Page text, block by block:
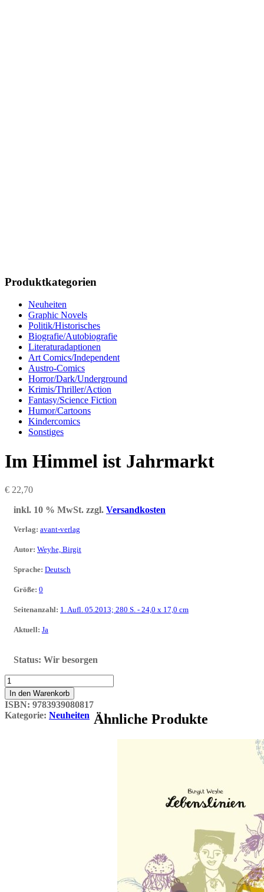
Produktkategorien
Neuheiten
Graphic Novels
Politik/Historisches
Biografie/Autobiografie
Literaturadaptionen
Art Comics/Independent
Austro-Comics
Horror/Dark/Underground
Krimis/Thriller/Action
Fantasy/Science Fiction
Humor/Cartoons
Kindercomics
Sonstiges
Im Himmel ist Jahrmarkt
€ 22,70
inkl. 10 % MwSt. zzgl. Versandkosten
Verlag: avant-verlag
Autor: Weyhe, Birgit
Sprache: Deutsch
Größe: 0
Seitenanzahl: 1. Aufl. 05.2013; 280 S. - 24,0 x 17,0 cm
Aktuell: Ja
Status: Wir besorgen
Im
Himmel
ist
Jahrmarkt
Menge
In den Warenkorb
ISBN: 9783939080817
Kategorie: Neuheiten Ähnliche Produkte